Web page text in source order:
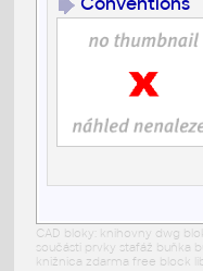
CAD bloky: knihovny dwg
součásti prvky stafáž buňka
knižnica zdarma free block